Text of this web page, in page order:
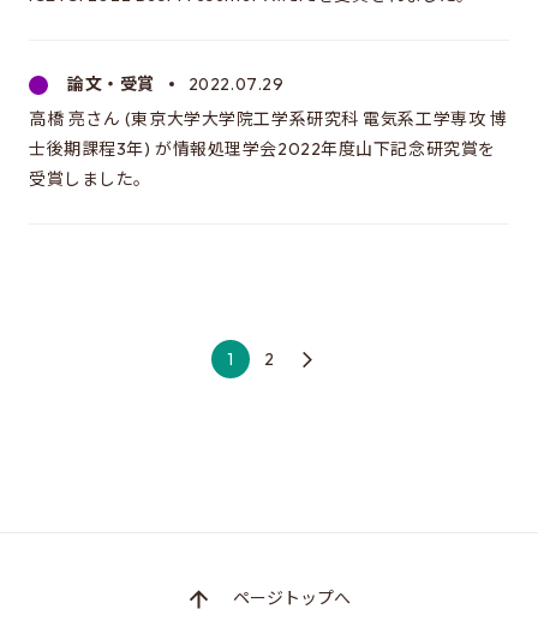
論文・受賞
2022.07.29
高橋 亮さん (東京大学大学院工学系研究科 電気系工学専攻 博
士後期課程3年) が情報処理学会2022年度山下記念研究賞を
受賞しました。
1 2
ページトップへ